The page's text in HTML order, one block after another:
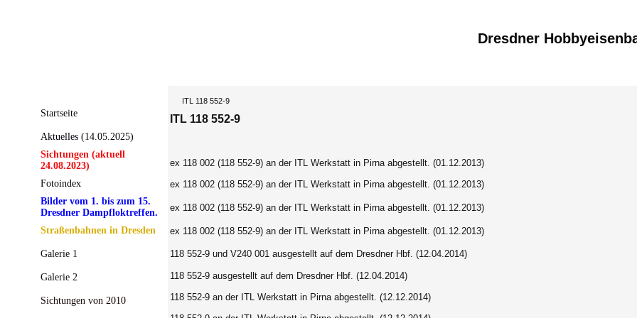
Dresdner
Startseite
Aktuelles (14.05.2025)
Sichtungen (aktuell
24.08.2023)
Fotoindex
Bilder vom 1. bis zum 15.
Dresdner Dampfloktreffen.
Straßenbahnen in Dresden
Galerie 1
Galerie 2
Sichtungen von 2010
ITL 118 552-9
ITL 118 552-9
ex 118 002 (118 552-9)an der ITL Werkstatt in Pirna abgestellt. (01.12.2013)
ex 118 002 (118 552-9)an der ITL Werkstatt in Pirna abgestellt. (01.12.2013)
ex 118 002 (118 552-9)an der ITL Werkstatt in Pirna abgestellt. (01.12.2013)
ex 118 002 (118 552-9) an der ITL Werkstatt in Pirna abgestellt. (01.12.2013)
118 552-9 und V240 001 ausgestellt auf dem Dresdner Hbf. (12.04.2014)
118 552-9 ausgestellt auf dem Dresdner Hbf. (12.04.2014)
118 552-9 an der ITL Werkstatt in Pirna abgestellt. (12.12.2014)